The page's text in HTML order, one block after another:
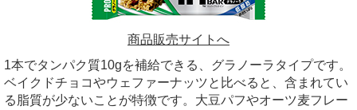
商品販売サイトへ
1本でタンパク質10gを補給できる、グラノーラタイプです。
ベイクドチョコやウェファーナッツと比べると、含まれてい
る脂質が少ないことが特徴です。大豆パフやオーツ麦フレー